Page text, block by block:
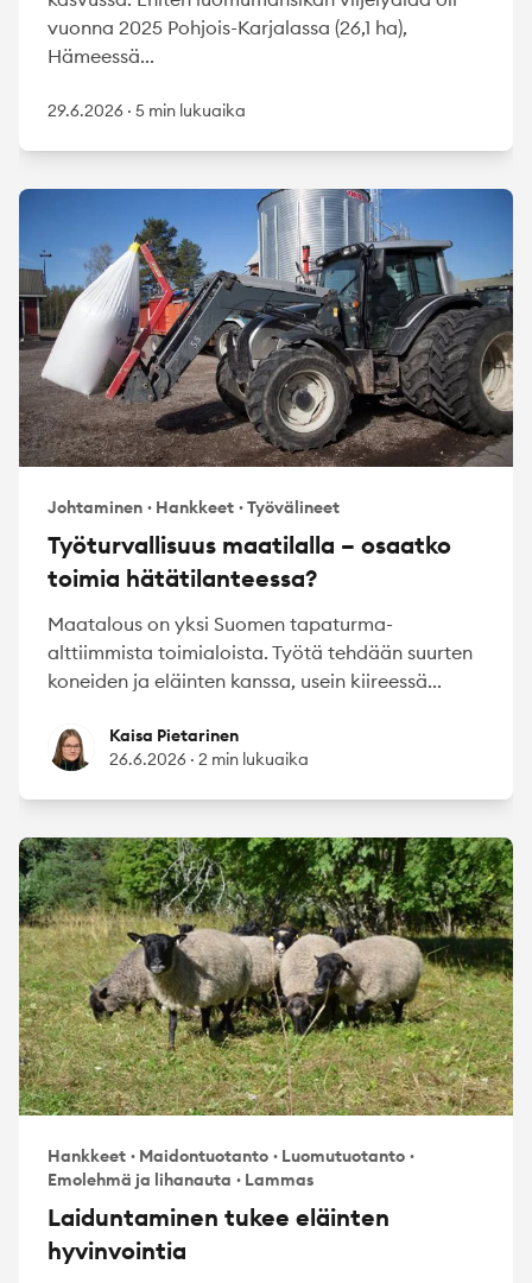
vuonna 2025 Pohjois-Karjalassa (26,1 ha),
Hämeessä...
29.6.2026 · 5 min lukuaika
Johtaminen · Hankkeet ·Työvälineet
Työturvallisuus maatilalla – osaatko
toimia hätätilanteessa?
Maatalous on yksi Suomen tapaturma-
alttiimmista toimialoista. Työtä tehdään suurten
koneiden ja eläinten kanssa, usein kiireessä...
Kaisa Pietarinen
Kaisa Pietarinen
26.6.2026 · 2 min lukuaika
Hankkeet · Maidontuotanto · Luomutuotanto ·
Emolehmä ja lihanauta · Lammas
Laiduntaminen tukee eläinten
hyvinvointia